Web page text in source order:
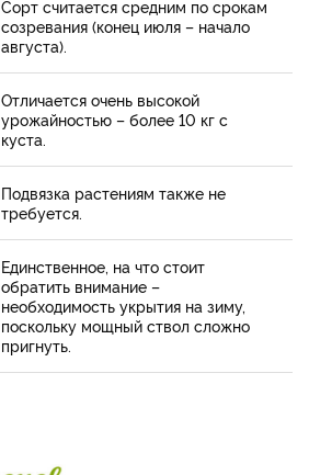
Сорт считается средним по срокам
созревания (конец июля – начало
августа).
Отличается очень высокой
урожайностью – более 10 кг с
куста.
Подвязка растениям также не
требуется.
Единственное, на что стоит
обратить внимание –
необходимость укрытия на зиму,
поскольку мощный ствол сложно
пригнуть.